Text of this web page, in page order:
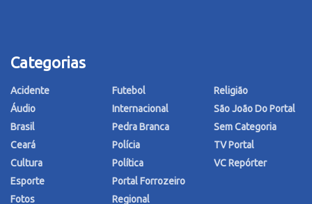
Categorias
Acidente
Áudio
Brasil
Ceará
Cultura
Esporte
Fotos
Futebol
Internacional
Pedra Branca
Polícia
Política
Portal Forrozeiro
Regional
Religião
São João Do Portal
Sem Categoria
TV Portal
VC Repórter